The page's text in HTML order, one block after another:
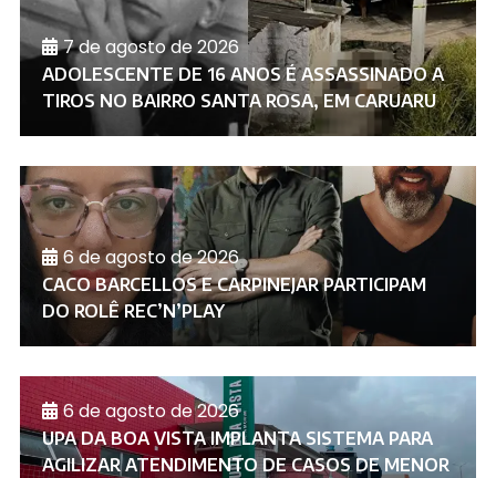
7 de agosto de 2026
ADOLESCENTE DE 16 ANOS É ASSASSINADO A
TIROS NO BAIRRO SANTA ROSA, EM CARUARU
6 de agosto de 2026
CACO BARCELLOS E CARPINEJAR PARTICIPAM
DO ROLÊ REC’N’PLAY
6 de agosto de 2026
UPA DA BOA VISTA IMPLANTA SISTEMA PARA
AGILIZAR ATENDIMENTO DE CASOS DE MENOR